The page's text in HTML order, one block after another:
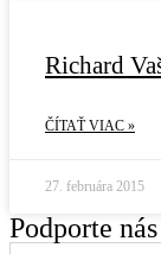
Richard
ČÍTAŤ VIAC »
27. februára 2015
Podporte nás